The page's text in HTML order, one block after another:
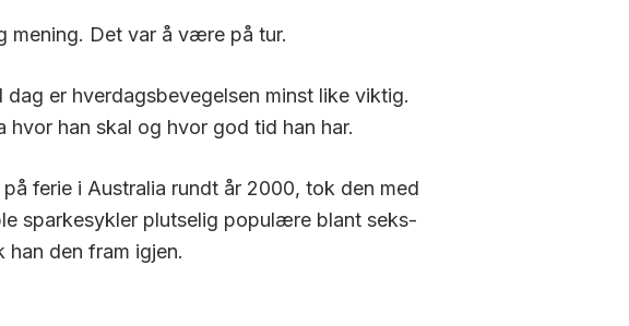
mening. Det var å være på tur.
er hverdagsbevegelsen minst like viktig.
han skal og hvor god tid han har.
ferie i Australia rundt år 2000, tok den med
sparkesykler plutselig populære blant seks-
den fram igjen.